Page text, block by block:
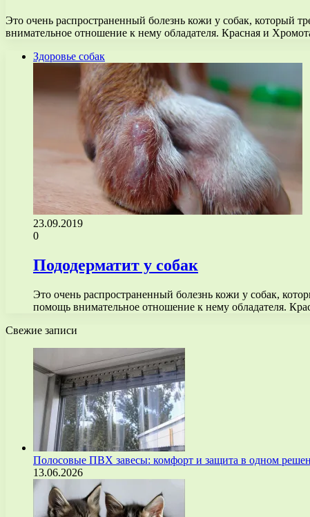
Это очень распространенный болезнь кожи у собак, который
внимательное отношение к нему обладателя. Красная и
Здоровье собак
23.09.2019
0
Пододерматит у собак
Это очень распространенный болезнь кожи у собак,
помощь внимательное отношение к нему обладателя.
Свежие записи
Полосовые ПВХ завесы: комфорт и защита в одном
13.06.2026